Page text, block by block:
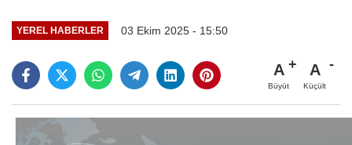
YEREL HABERLER 03 Ekim 2025 - 15:50
A
Büyüt
A
Küçült